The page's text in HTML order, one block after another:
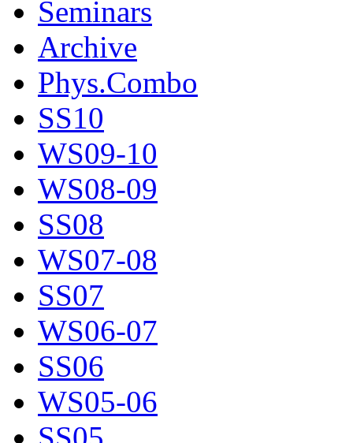
Seminars
Archive
Phys.Combo
SS10
WS09-10
WS08-09
SS08
WS07-08
SS07
WS06-07
SS06
WS05-06